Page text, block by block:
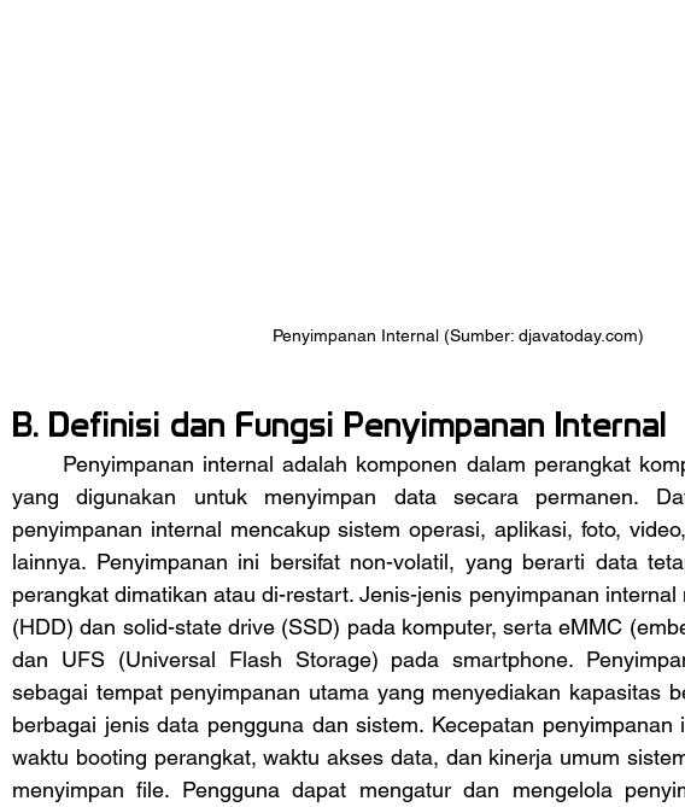
Penyimpanan Internal (Sumber: djavatoday.com)
B. Definisi dan Fungsi Penyimpanan Internal
yang digunakan untuk menyimpan data secara permanen.
penyimpanan internal mencakup sistem operasi, aplikasi, foto,
lainnya. Penyimpanan ini bersifat non-volatil, yang berarti data
perangkat dimatikan atau di-restart. Jenis-jenis penyimpanan
(HDD) dan solid-state drive (SSD) pada komputer, serta eMMC
dan UFS (Universal Flash Storage) pada smartphone.
sebagai tempat penyimpanan utama yang menyediakan kapasitas
berbagai jenis data pengguna dan sistem. Kecepatan penyimpanan
waktu booting perangkat, waktu akses data, dan kinerja umum
menyimpan file. Pengguna dapat mengatur dan mengelola